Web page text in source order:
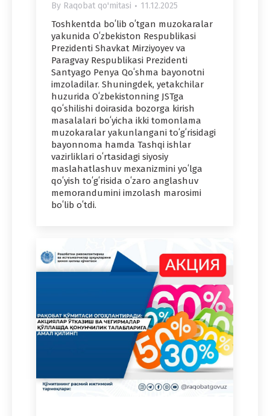
By Raqobat qo'mitasi 11.12.2025
Toshkentda boʻlib oʻtgan muzokaralar
yakunida Oʻzbekiston Respublikasi
Prezidenti Shavkat Mirziyoyev va
Paragvay Respublikasi Prezidenti
Santyago Penya Qoʻshma bayonotni
imzoladilar. Shuningdek, yetakchilar
huzurida Oʻzbekistonning JSTga
qoʻshilishi doirasida bozorga kirish
masalalari boʻyicha ikki tomonlama
muzokaralar yakunlangani toʻgʻrisidagi
bayonnoma hamda Tashqi ishlar
vazirliklari oʻrtasidagi siyosiy
maslahatlashuv mexanizmini yoʻlga
qoʻyish toʻgʻrisida oʻzaro anglashuv
memorandumini imzolash marosimi
boʻlib oʻtdi.